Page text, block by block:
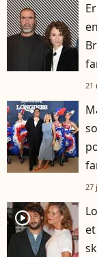
21
27
player2